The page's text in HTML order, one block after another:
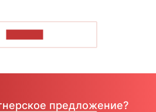
предложение?